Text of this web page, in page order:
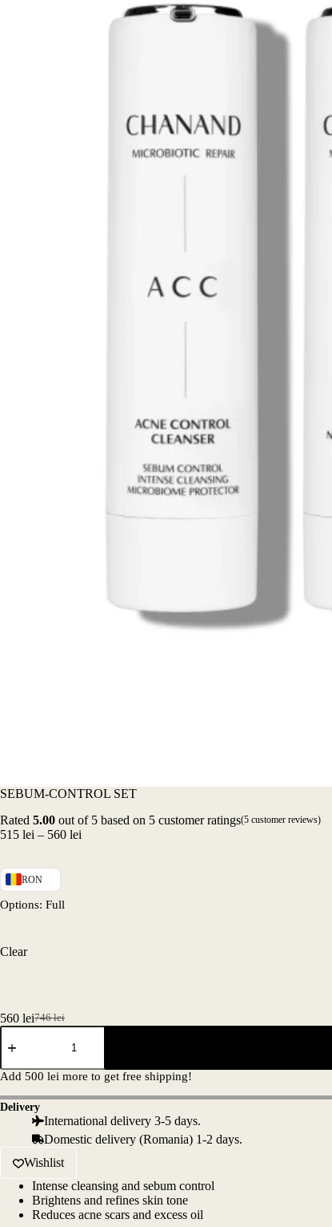
SEBUM-CONTROL SET
Rated 5.00 out of 5 based on 5 customer ratings(5 customer reviews)
515 lei – 560 lei
RON
Options: Full
Clear
746lei
Original
746 lei.
560 leiCurrent
560 lei.
SEBUM-
CONTROL
quantity
Add 500 lei more to get free shipping!
Delivery
International delivery 3-5 days.
Domestic delivery (Romania) 1-2 days.
Wishlist
Intense cleansing and sebum control
Brightens and refines skin tone
Reduces acne scars and excess oil